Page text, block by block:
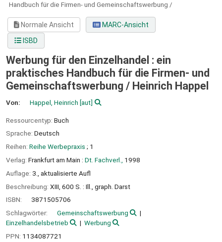
Handbuch für die Firmen- und Gemeinschaftswerbung /
Normale Ansicht
MARC-Ansicht
ISBD
Werbung für den Einzelhandel : ein
praktisches Handbuch für die Firmen- und
Gemeinschaftswerbung / Heinrich Happel
Von: Happel, Heinrich [aut]
Ressourcentyp: Buch
Sprache: Deutsch
Reihen: Reihe Werbepraxis ; 1
Verlag: Frankfurt am Main : Dt. Fachverl.,
1998
Auflage: 3., aktualisierte Aufl
Beschreibung: XIII, 600 S. : Ill., graph. Darst
ISBN:
3871505706
Schlagwörter:
Gemeinschaftswerbung
Einzelhandelsbetrieb
Werbung
PPN: 1134087721